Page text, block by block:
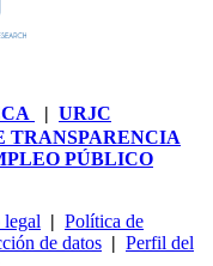
| URJC
TRANSPARENCIA
PÚBLICO
| Política de
de datos | Perfil del